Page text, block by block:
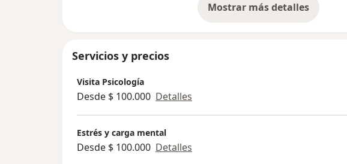
Mostrar más detalles
sobre la experiencia
Servicios y precios
Visita Psicología
Desde $ 100.000 Detalles
Estrés y carga mental
Desde $ 100.000 Detalles